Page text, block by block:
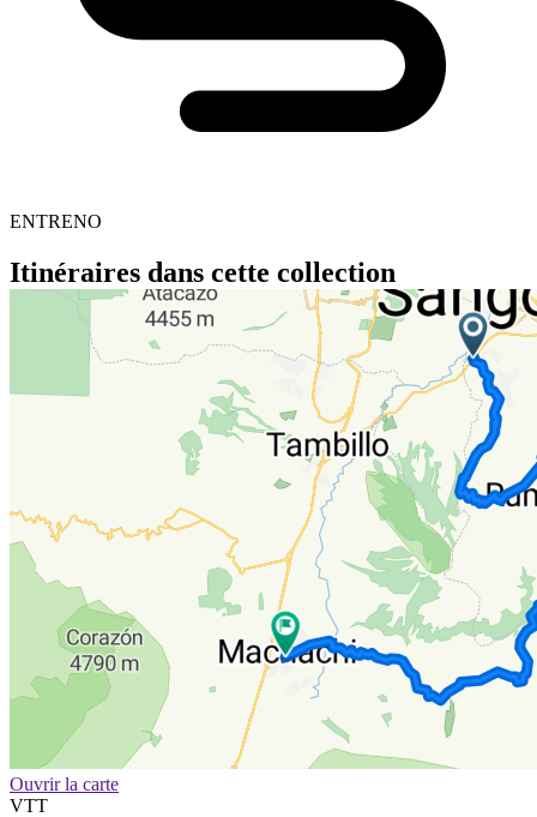
ENTRENO
Itinéraires dans cette collection
Ouvrir la carte
VTT